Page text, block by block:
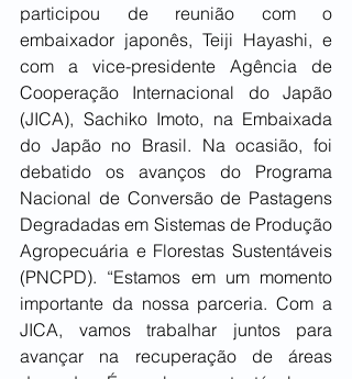
participou de reunião com o
embaixador japonês, Teiji Hayashi, e
com a vice-presidente Agência de
Cooperação Internacional do Japão
(JICA), Sachiko Imoto, na Embaixada
do Japão no Brasil. Na ocasião, foi
debatido os avanços do Programa
Nacional de Conversão de Pastagens
Degradadas em Sistemas de Produção
Agropecuária e Florestas Sustentáveis
(PNCPD). “Estamos em um momento
importante da nossa parceria. Com a
JICA, vamos trabalhar juntos para
avançar na recuperação de áreas